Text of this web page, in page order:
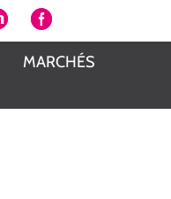
MARCHÉS